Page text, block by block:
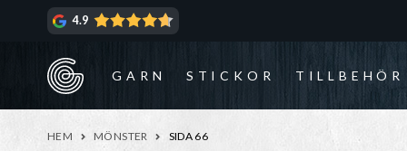
4.9
GARN STICKOR TILLBEHÖR
HEM MÖNSTER SIDA 66